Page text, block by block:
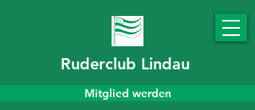
Ruderclub Lindau
Mitglied werden